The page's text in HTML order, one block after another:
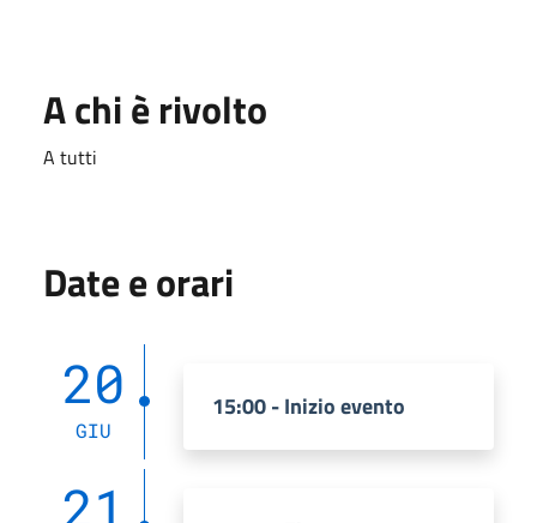
A chi è rivolto
A tutti
Date e orari
20
GIU
15:00 - Inizio evento
21